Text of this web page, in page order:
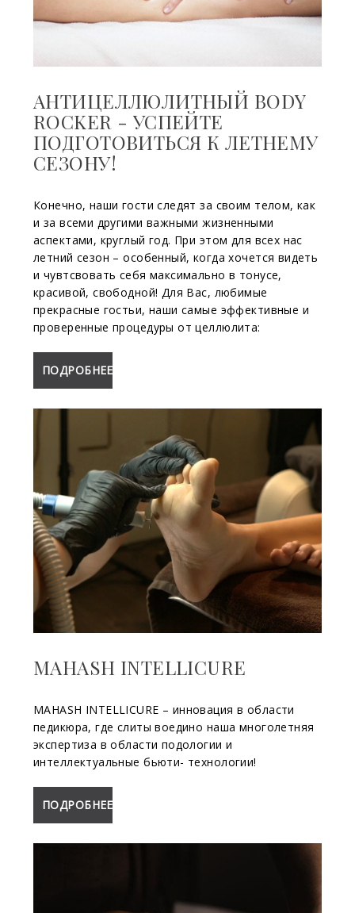
АНТИЦЕЛЛЮЛИТНЫЙ BODY
ROCKER - УСПЕЙТЕ
ПОДГОТОВИТЬСЯ К ЛЕТНЕМУ
СЕЗОНУ!
Конечно, наши гости следят за своим телом, как
и за всеми другими важными жизненными
аспектами, круглый год. При этом для всех нас
летний сезон – особенный, когда хочется видеть
и чувтсвовать себя максимально в тонусе,
красивой, свободной! Для Вас, любимые
прекрасные гостьи, наши самые эффективные и
проверенные процедуры от целлюлита:
ПОДРОБНЕЕ
MAHASH INTELLICURE
MAHASH INTELLICURE – инновация в области
педикюра, где слиты воедино наша многолетняя
экспертиза в области подологии и
интеллектуальные бьюти- технологии!
ПОДРОБНЕЕ